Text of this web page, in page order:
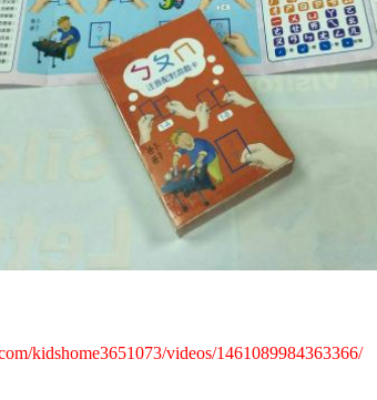
kidshome3651073/videos/1461089984363366/